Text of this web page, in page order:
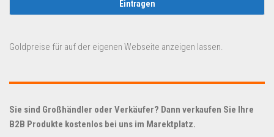
Goldpreise für auf der eigenen Webseite anzeigen lassen.
Sie sind Großhändler oder Verkäufer? Dann verkaufen Sie Ihre
B2B Produkte kostenlos bei uns im Marektplatz.